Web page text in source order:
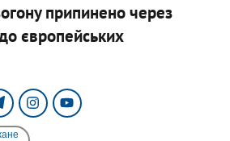
припинено через
європейських